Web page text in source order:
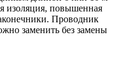
изоляция, повышенная
Проводник
заменить без замены